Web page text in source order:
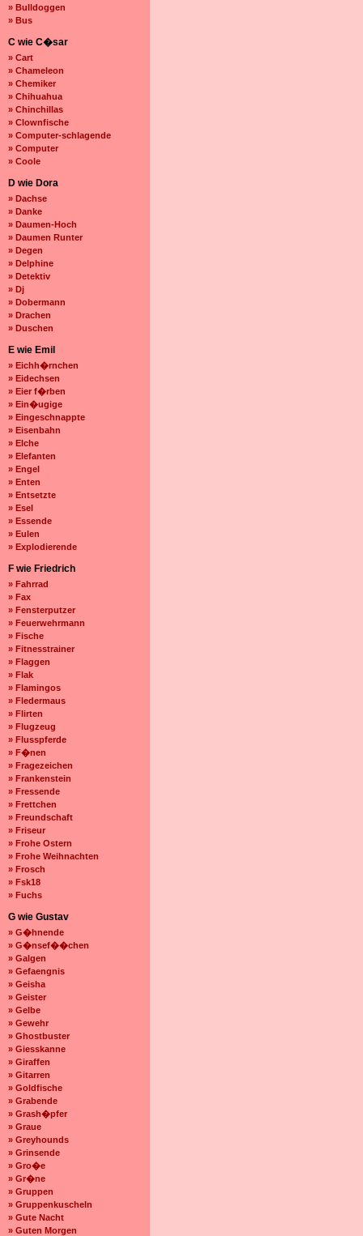
» Bulldoggen
» Bus
C wie C�sar
» Cart
» Chameleon
» Chemiker
» Chihuahua
» Chinchillas
» Clownfische
» Computer-schlagende
» Computer
» Coole
D wie Dora
» Dachse
» Danke
» Daumen-Hoch
» Daumen Runter
» Degen
» Delphine
» Detektiv
» Dj
» Dobermann
» Drachen
» Duschen
E wie Emil
» Eichh�rnchen
» Eidechsen
» Eier f�rben
» Ein�ugige
» Eingeschnappte
» Eisenbahn
» Elche
» Elefanten
» Engel
» Enten
» Entsetzte
» Esel
» Essende
» Eulen
» Explodierende
F wie Friedrich
» Fahrrad
» Fax
» Fensterputzer
» Feuerwehrmann
» Fische
» Fitnesstrainer
» Flaggen
» Flak
» Flamingos
» Fledermaus
» Flirten
» Flugzeug
» Flusspferde
» F�nen
» Fragezeichen
» Frankenstein
» Fressende
» Frettchen
» Freundschaft
» Friseur
» Frohe Ostern
» Frohe Weihnachten
» Frosch
» Fsk18
» Fuchs
G wie Gustav
» G�hnende
» G�nsef��chen
» Galgen
» Gefaengnis
» Geisha
» Geister
» Gelbe
» Gewehr
» Ghostbuster
» Giesskanne
» Giraffen
» Gitarren
» Goldfische
» Grabende
» Grash�pfer
» Graue
» Greyhounds
» Grinsende
» Gro�e
» Gr�ne
» Gruppen
» Gruppenkuscheln
» Gute Nacht
» Guten Morgen